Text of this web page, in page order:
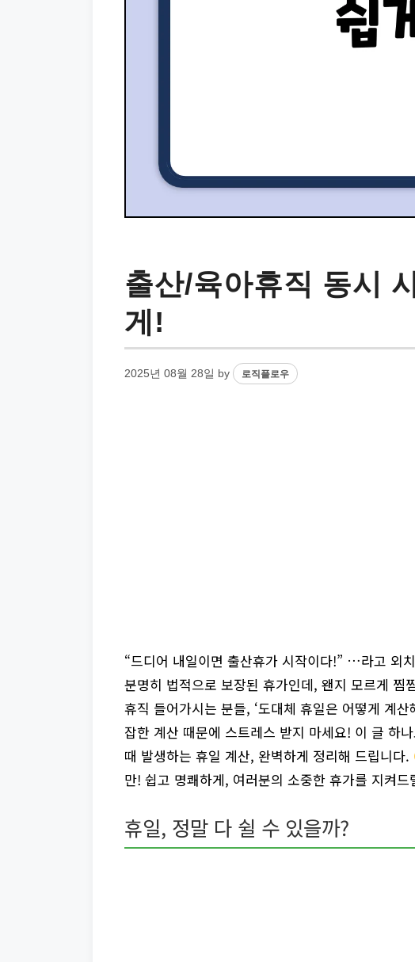
출산/육아휴직 동시
게!
2025년 08월 28일 by 로직플로우
“드디어 내일이면 출산휴가 시작이다!” …라고 외
분명히 법적으로 보장된 휴가인데, 왠지 모르게
휴직 들어가시는 분들, ‘도대체 휴일은 어떻게 계
잡한 계산 때문에 스트레스 받지 마세요! 이 글 하
때 발생하는 휴일 계산, 완벽하게 정리해 드립니다.
만! 쉽고 명쾌하게, 여러분의 소중한 휴가를 지켜드
휴일, 정말 다 쉴 수 있을까?